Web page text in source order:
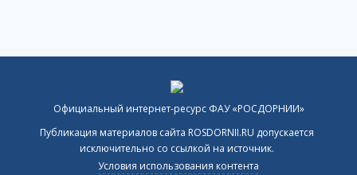
Официальный интернет-ресурс ФАУ «РОСДОРНИИ»
Публикация материалов сайта ROSDORNII.RU допускается
исключительно со ссылкой на источник.
Условия использования контента